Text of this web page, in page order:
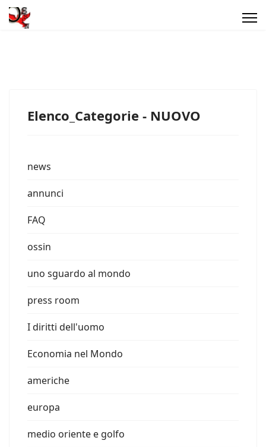
Elenco_Categorie - NUOVO
news
annunci
FAQ
ossin
uno sguardo al mondo
press room
I diritti dell'uomo
Economia nel Mondo
americhe
europa
medio oriente e golfo